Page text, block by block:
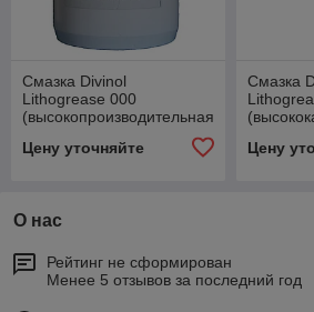
Смазка Divinol
Lithogrease 000
(высокопроизводительная
полужидкая смазка) 5 л.
Цену уточняйте
Смазка
Цену
О нас
Рейтинг не сформирован
Менее 5 отзывов за последний год